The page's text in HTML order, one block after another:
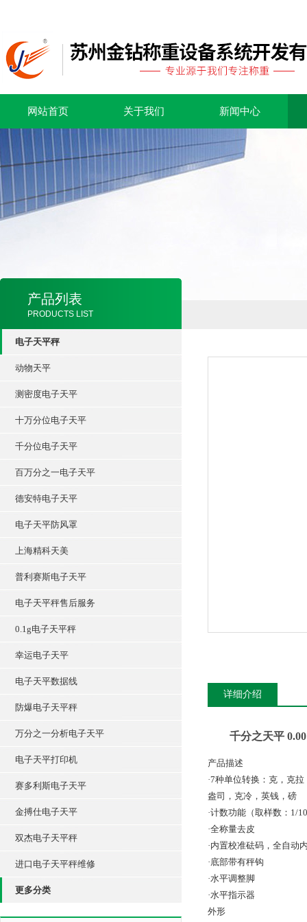
网站首页 关于我们 新闻中心
产品列表
PRODUCTS LIST
电子天平秤
动物天平
测密度电子天平
十万分位电子天平
千分位电子天平
百万分之一电子天平
德安特电子天平
电子天平防风罩
上海精科天美
普利赛斯电子天平
电子天平秤售后服务
0.1g电子天平秤
幸运电子天平
电子天平数据线
防爆电子天平秤
万分之一分析电子天平
电子天平打印机
赛多利斯电子天平
金搏仕电子天平
双杰电子天平秤
进口电子天平秤维修
更多分类
详细介绍
千分之天平
产品描述
·7种单位转换：克，克
盎司，克冷，英钱，磅
·计数功能（取样数：1/
·全称量去皮
·内置校准砝码，全自动
·底部带有秤钩
·水平调整脚
·水平指示器
外形